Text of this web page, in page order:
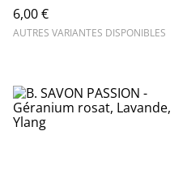
6,00 €
AUTRES VARIANTES DISPONIBLES